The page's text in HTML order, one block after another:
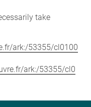
take
ark:/53355/cl0100
ark:/53355/cl0